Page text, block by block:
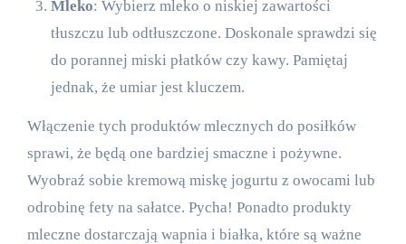
Mleko: Wybierz mleko o niskiej zawartości
tłuszczu lub odtłuszczone. Doskonale sprawdzi się
do porannej miski płatków czy kawy. Pamiętaj
jednak, że umiar jest kluczem.
Włączenie tych produktów mlecznych do posiłków
sprawi, że będą one bardziej smaczne i pożywne.
Wyobraź sobie kremową miskę jogurtu z owocami lub
odrobinę fety na sałatce. Pycha! Ponadto produkty
mleczne dostarczają wapnia i białka, które są ważne